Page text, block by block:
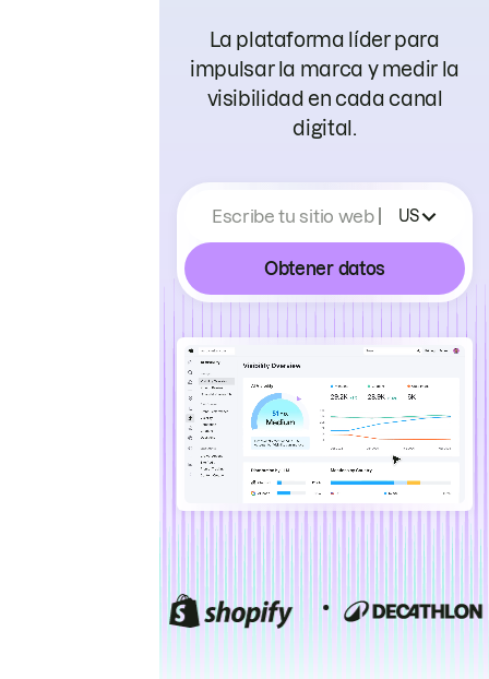
La plataforma líder para
impulsar la marca y medir la
visibilidad en cada canal
digital.
Escribe tu sitio web US
Obtener datos